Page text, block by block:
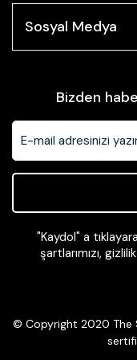
Sosyal Medya
Bizden
"Kaydol" a
şartlarımızı,
© Copyright 2020 The